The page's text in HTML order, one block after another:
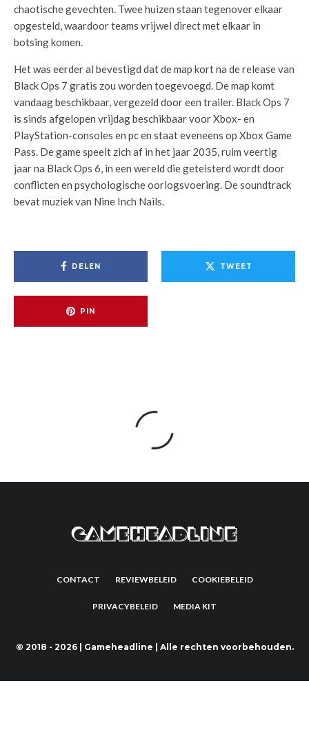
chaotische gevechten. Twee huizen staan tegenover elkaar
opgesteld, waardoor teams vrijwel direct met elkaar in
botsing komen.
Het was eerder al bevestigd dat de map kort na de release van
Black Ops 7 gratis zou worden toegevoegd. De map komt
vandaag beschikbaar, vergezeld door een trailer. Black Ops 7
is sinds afgelopen vrijdag beschikbaar voor Xbox- en
PlayStation-consoles en pc en staat eveneens op Xbox Game
Pass. De game speelt zich af in het jaar 2035, ruim veertig
jaar na Black Ops 6, in een wereld die geteisterd wordt door
conflicten en psychologische oorlogsvoering. De soundtrack
bevat muziek van Nine Inch Nails.
DELEN TWEET
PIN
CONTACT REVIEWBELEID COOKIEBELEID
PRIVACYBELEID MEDIA KIT
© 2018 - 2026 | Gameheadline | Alle rechten voorbehouden.